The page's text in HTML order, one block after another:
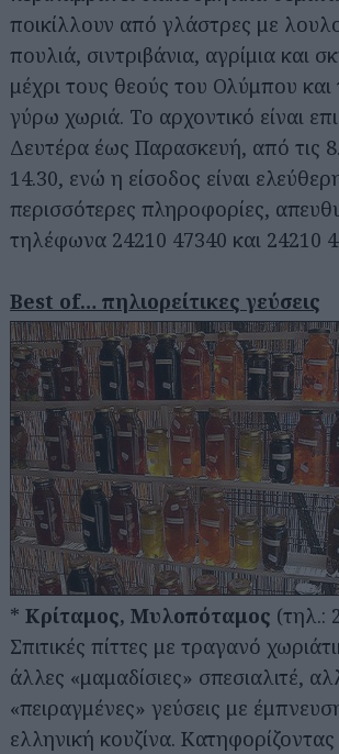
ποικίλλουν από γλάστρες με
πουλιά, σιντριβάνια, αγρίμια και
μέχρι τους θεούς του Ολύμπου
γύρω χωριά. Το αρχοντικό είναι
Δευτέρα έως Παρασκευή, από τις
14.30, ενώ η είσοδος είναι
περισσότερες πληροφορίες,
τηλέφωνα 24210 47340 και 24210
Best of… πηλιορείτικες γεύσεις
* Κρίταμος, Μυλοπόταμος (τηλ.:
Σπιτικές πίττες με τραγανό
άλλες «μαμαδίσιες» σπεσιαλιτέ,
«πειραγμένες» γεύσεις με
ελληνική κουζίνα.